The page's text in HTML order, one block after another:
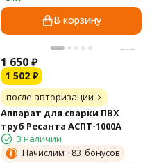
В корзину
1 650₽
1 502 ₽
после авторизации
Аппарат для сварки ПВХ
труб Ресанта АСПТ-1000А
В наличии
Начислим +83 бонусов